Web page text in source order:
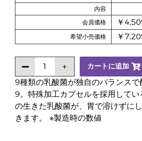
9種類の乳酸菌が独自のバランスで
9。特殊加工カプセルを採用して
の生きた乳酸菌が、胃で溶けずに
きます。 ※製造時の数値
内容
会員価格 ￥
希望小売価格 ￥
カートに追加